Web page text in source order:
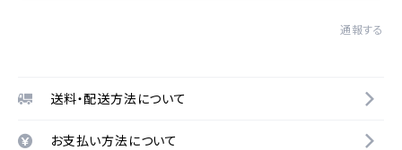
通報する
送料・配送方法について
お支払い方法について